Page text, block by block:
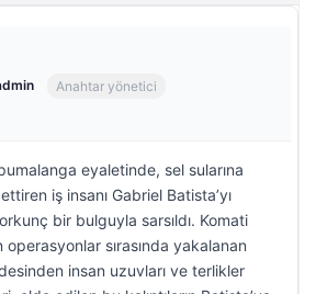
Anahtar yönetici
eyaletinde, sel sularına
iş insanı Gabriel Batista’yı
bir bulguyla sarsıldı. Komati
operasyonlar sırasında yakalanan
insan uzuvları ve terlikler